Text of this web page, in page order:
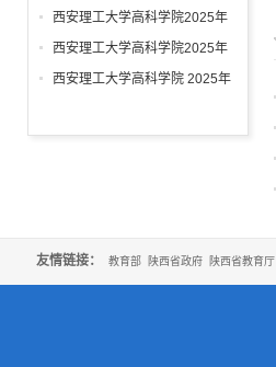
就业流向
灾害应急预案
西安理工大学高科学院2025年
工作要点
西安理工大学高科学院2025年
招聘公告
西安理工大学高科学院 2025年
友情链接： 教育部 陕西省政府 陕西省教育厅